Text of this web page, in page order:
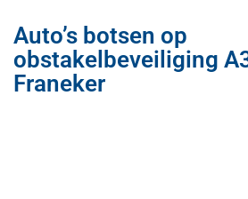
Auto’s botsen op
obstakelbeveiliging
Franeker